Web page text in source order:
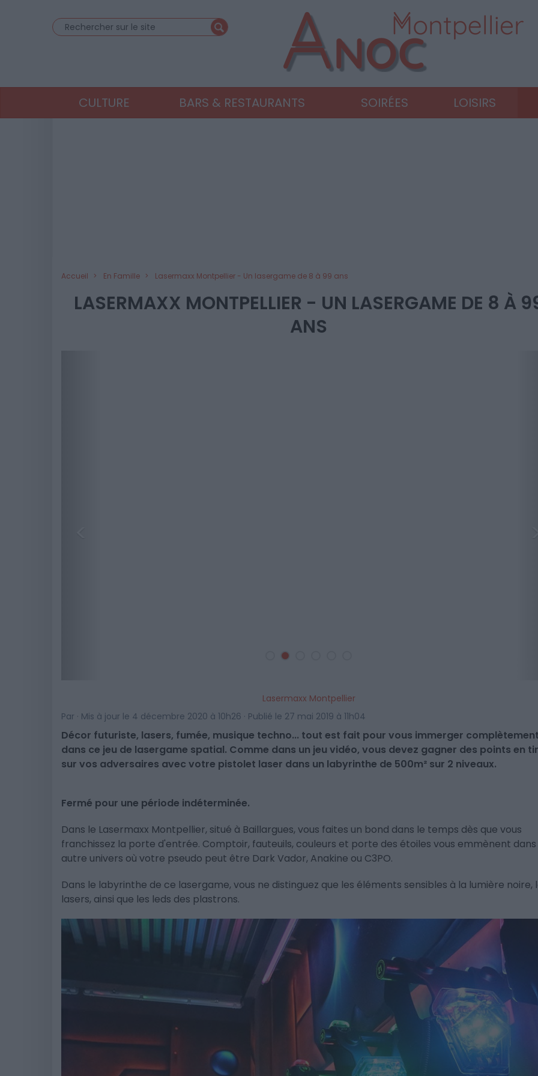
CULTURE BARS & RESTAURANTS SOIRÉES LOISIRS
Accueil En Famille Lasermaxx Montpellier - Un lasergame de 8 à 99 ans
LASERMAXX MONTPELLIER - UN LASERGAME DE 8 À
ANS
Lasermaxx Montpellier
Par · Mis à jour le 4 décembre 2020 à 10h26 · Publié le 27 mai 2019 à 11h04
Décor futuriste, lasers, fumée, musique techno... tout est fait pour vous immerger
dans ce jeu de lasergame spatial. Comme dans un jeu vidéo, vous devez gagner des points en
sur vos adversaires avec votre pistolet laser dans un labyrinthe de 500m² sur 2 niveaux.
Fermé pour une période indéterminée.
Dans le Lasermaxx Montpellier, situé à Baillargues, vous faites un bond dans le temps dès que vous
franchissez la porte d'entrée. Comptoir, fauteuils, couleurs et porte des étoiles vous emmènent dans
autre univers où votre pseudo peut être Dark Vador, Anakine ou C3PO.
Dans le labyrinthe de ce lasergame, vous ne distinguez que les éléments sensibles à la lumière noire,
lasers, ainsi que les leds des plastrons.